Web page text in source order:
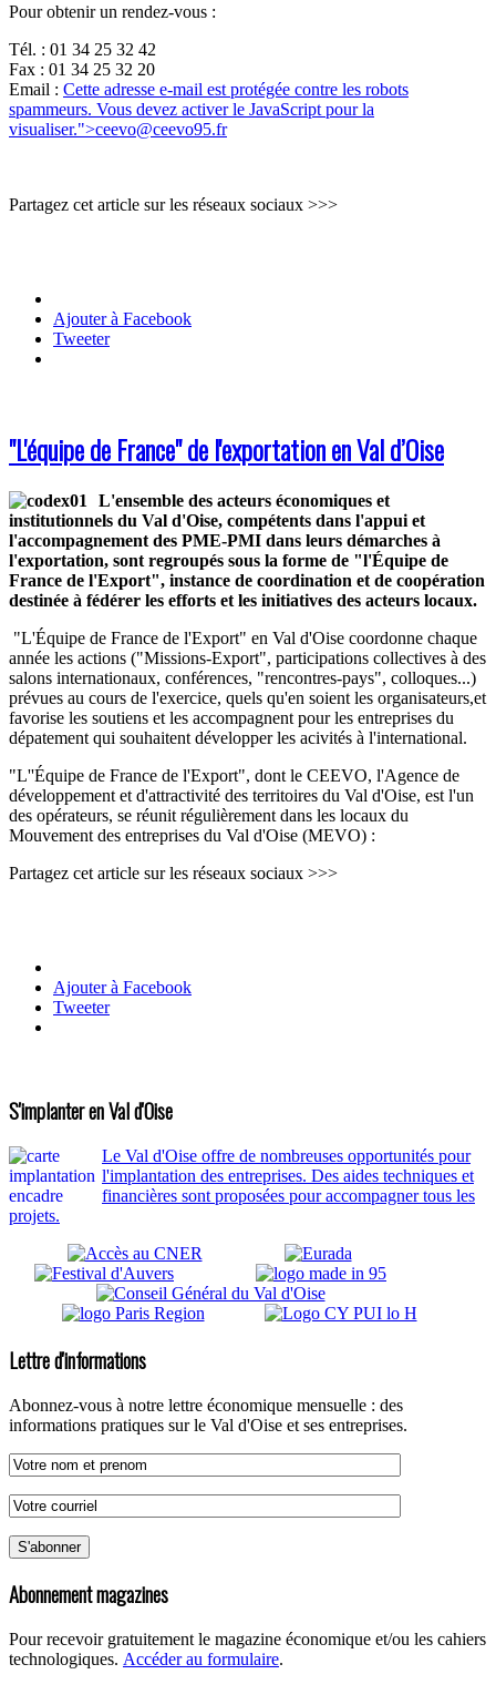
Pour obtenir un rendez-vous :
Tél. : 01 34 25 32 42
Fax : 01 34 25 32 20
Email : Cette adresse e-mail est protégée contre les robots
spammeurs. Vous devez activer le JavaScript pour la
visualiser.">ceevo@ceevo95.fr
Partagez cet article sur les réseaux sociaux >>>
Ajouter à Facebook
Tweeter
"L'équipe de France" de l'exportation en Val d’Oise
L'ensemble des acteurs économiques et
institutionnels du Val d'Oise, compétents dans l'appui et
l'accompagnement des PME-PMI dans leurs démarches à
l'exportation, sont regroupés sous la forme de "l'Équipe de
France de l'Export", instance de coordination et de coopération
destinée à fédérer les efforts et les initiatives des acteurs locaux.
"L'Équipe de France de l'Export" en Val d'Oise coordonne chaque
année les actions ("Missions-Export", participations collectives à des
salons internationaux, conférences, "rencontres-pays", colloques...)
prévues au cours de l'exercice, quels qu'en soient les organisateurs,et
favorise les soutiens et les accompagnent pour les entreprises du
dépatement qui souhaitent développer les acivités à l'international.
"L''Équipe de France de l'Export", dont le CEEVO, l'Agence de
développement et d'attractivité des territoires du Val d'Oise, est l'un
des opérateurs, se réunit régulièrement dans les locaux du
Mouvement des entreprises du Val d'Oise (MEVO) :
Partagez cet article sur les réseaux sociaux >>>
Ajouter à Facebook
Tweeter
S'implanter en Val d'Oise
Le Val d'Oise offre de nombreuses opportunités pour
l'implantation des entreprises. Des aides techniques et
financières sont proposées pour accompagner tous les
projets.
Lettre d'informations
Abonnez-vous à notre lettre économique mensuelle : des
informations pratiques sur le Val d'Oise et ses entreprises.
Abonnement magazines
Pour recevoir gratuitement le magazine économique et/ou les cahiers
technologiques. Accéder au formulaire.